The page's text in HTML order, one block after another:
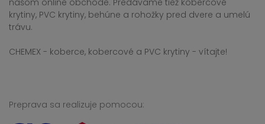
našom online obchode. Predávame tiež kobercové
krytiny, PVC krytiny, behúne a rohožky pred dvere a umelú
trávu.
CHEMEX - koberce, kobercové a PVC krytiny - vítajte!
Preprava sa realizuje pomocou: